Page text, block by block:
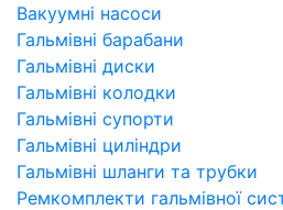
Вакуумні насоси
Гальмівні барабани
Гальмівні диски
Гальмівні колодки
Гальмівні супорти
Гальмівні циліндри
Гальмівні шланги та трубки
Ремкомплекти гальмівної